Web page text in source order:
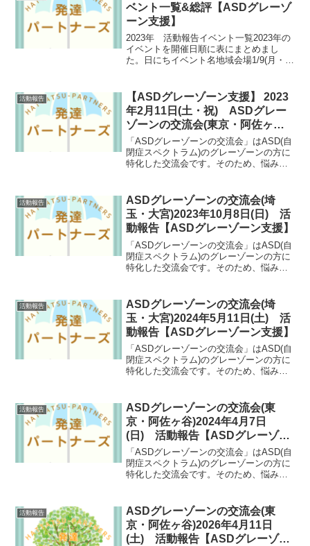
ベント一覧&総評【ASDグレーゾ
ーン支援】
2023年 活動報告イベント一覧2023年の
イベントを開催日順に表にまとめまし
た。日にちイベント名地域会場1/9(月・
いて話す会東京高円寺北区民集会所2/...
活動報告
【ASDグレーゾーン支援】 2023
年2月11日(土・祝) ASDグレー
ゾーンの交流会(東京・阿佐ヶ
谷) 活動報告
「ASDグレーゾーンの交流会」はASD(自
閉症スペクトラム)のグレーゾーンの方に
特化した交流会です。そのため、悩み事
っては数少ない支援の場としても期待さ
れる会となっています。
活動報告
ASDグレーゾーンの交流会(埼
玉・大宮)2023年10月8日(日) 活
動報告【ASDグレーゾーン支援】
「ASDグレーゾーンの交流会」はASD(自
閉症スペクトラム)のグレーゾーンの方に
特化した交流会です。そのため、悩み事
っては数少ない支援の場としても期待さ
れる会となっています。
活動報告
ASDグレーゾーンの交流会(埼
玉・大宮)2024年5月11日(土) 活
動報告【ASDグレーゾーン支援】
「ASDグレーゾーンの交流会」はASD(自
閉症スペクトラム)のグレーゾーンの方に
特化した交流会です。そのため、悩み事
っては数少ない支援の場としても期待さ
れる会となっています。
活動報告
ASDグレーゾーンの交流会(東
京・阿佐ヶ谷)2024年4月7日
(日) 活動報告【ASDグレーゾー
ン支援】
「ASDグレーゾーンの交流会」はASD(自
閉症スペクトラム)のグレーゾーンの方に
特化した交流会です。そのため、悩み事
っては数少ない支援の場としても期待さ
れる会となっています。
活動報告
ASDグレーゾーンの交流会(東
京・阿佐ヶ谷)2026年4月11日
(土) 活動報告【ASDグレーゾー